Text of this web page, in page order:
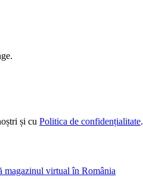
și cu Politica de confidențialitate.
virtual în România